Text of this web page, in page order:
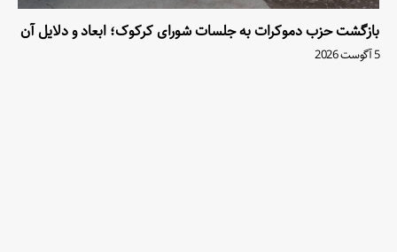
بازگشت حزب دموکرات به جلسات شورای کرکوک؛ ابعاد و دلایل آن
5 آگوست 2026